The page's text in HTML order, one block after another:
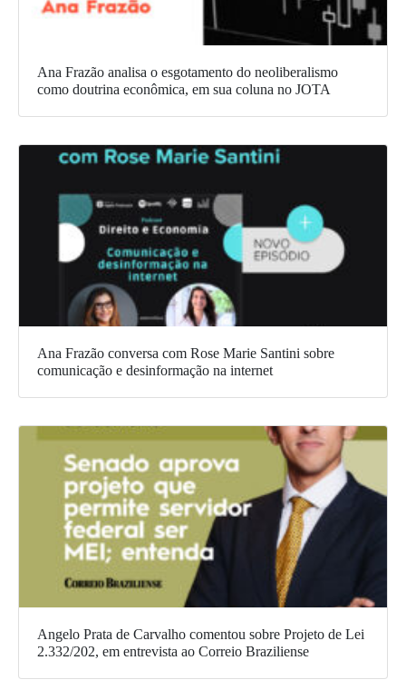
Ana Frazão analisa o esgotamento do neoliberalismo
como doutrina econômica, em sua coluna no JOTA
Ana Frazão conversa com Rose Marie Santini sobre
comunicação e desinformação na internet
Angelo Prata de Carvalho comentou sobre Projeto de Lei
2.332/202, em entrevista ao Correio Braziliense